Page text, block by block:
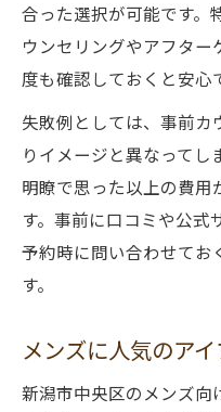
合った選択が可能です。
ウンセリングやアフタ
度も確認しておくと安心
失敗例としては、事前カ
りイメージと異なってし
明瞭で思った以上の費用
す。事前に口コミや公式
予約時に問い合わせてお
す。
メンズに人気のア
新潟市中央区のメンズ向